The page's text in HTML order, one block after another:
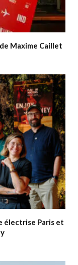
Maxime Caillet
électrise Paris et